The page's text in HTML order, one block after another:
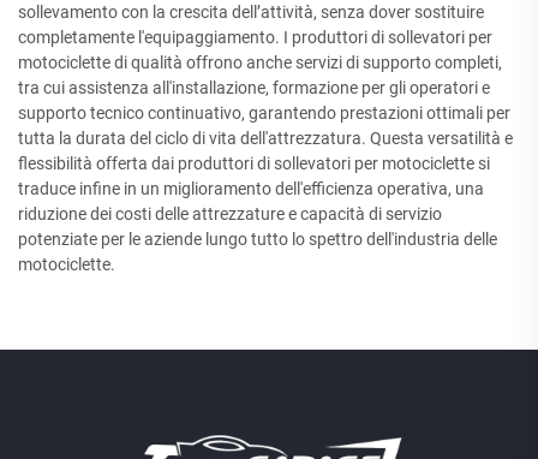
sollevamento con la crescita dell’attività, senza dover sostituire
completamente l'equipaggiamento. I produttori di sollevatori per
motociclette di qualità offrono anche servizi di supporto completi,
tra cui assistenza all'installazione, formazione per gli operatori e
supporto tecnico continuativo, garantendo prestazioni ottimali per
tutta la durata del ciclo di vita dell'attrezzatura. Questa versatilità e
flessibilità offerta dai produttori di sollevatori per motociclette si
traduce infine in un miglioramento dell'efficienza operativa, una
riduzione dei costi delle attrezzature e capacità di servizio
potenziate per le aziende lungo tutto lo spettro dell'industria delle
motociclette.